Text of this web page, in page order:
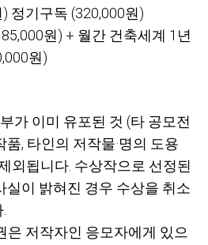
정기구독 (320,000원)
원) + 월간 건축세계 1년
원)
가 이미 유포된 것 (타 공모전
품, 타인의 저작물·명의 도용
외됩니다. 수상작으로 선정된
실이 밝혀진 경우 수상을 취소
은 저작자인 응모자에게 있으